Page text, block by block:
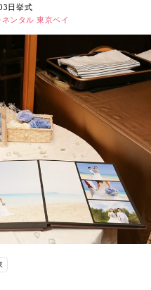
日挙式
ンタル 東京ベイ